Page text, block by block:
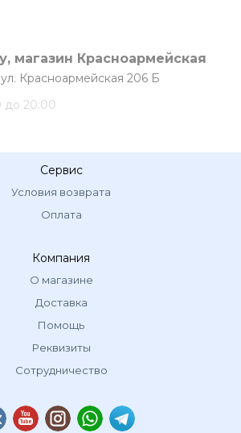
магазин Красноармейская
Красноармейская 206 Б
до 20:00
Сервис
Условия возврата
Оплата
Компания
О магазине
Доставка
Помощь
Реквизиты
Сотрудничество